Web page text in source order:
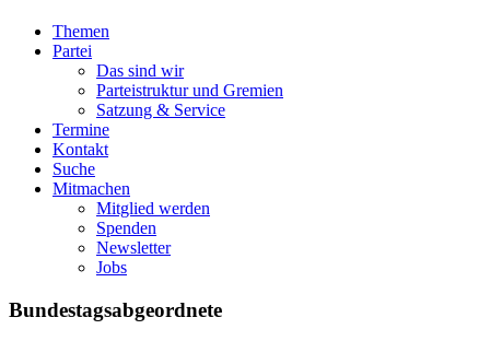
Themen
Partei
Das sind wir
Parteistruktur und Gremien
Satzung & Service
Termine
Kontakt
Suche
Mitmachen
Mitglied werden
Spenden
Newsletter
Jobs
Bundestagsabgeordnete